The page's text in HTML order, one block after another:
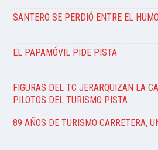
SANTERO SE PERDIÓ ENTRE EL HUMO
EL PAPAMÓVIL PIDE PISTA
FIGURAS DEL TC JERARQUIZAN LA
PILOTOS DEL TURISMO PISTA
89 AÑOS DE TURISMO CARRETERA,